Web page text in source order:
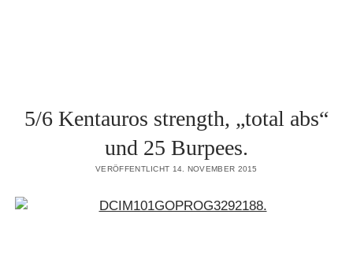
5/6 Kentauros strength, „total abs“
und 25 Burpees.
VERÖFFENTLICHT 14. NOVEMBER 2015